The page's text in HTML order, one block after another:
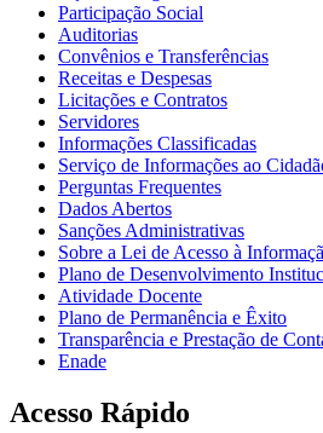
Participação Social
Auditorias
Convênios e Transferências
Receitas e Despesas
Licitações e Contratos
Servidores
Informações Classificadas
Serviço de Informações ao
Perguntas Frequentes
Dados Abertos
Sanções Administrativas
Sobre a Lei de Acesso à
Plano de Desenvolvimento
Atividade Docente
Plano de Permanência e Êxito
Transparência e Prestação de
Enade
Acesso Rápido